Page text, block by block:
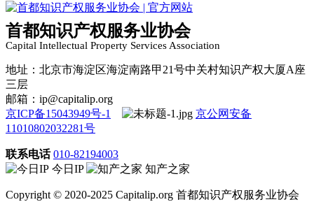
首都知识产权服务业协会
Capital Intellectual Property Services Association
地址：北京市海淀区海淀南路甲21号中关村知识产权大厦A座
三层
邮箱：ip@capitalip.org
京ICP备15043949号-1
京公网安备
11010802032281号
联系电话 010-82194003
今日IP
知产之家
Copyright © 2020-2025 Capitalip.org 首都知识产权服务业协会